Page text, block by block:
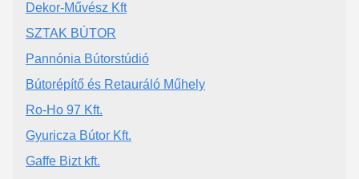
Dekor-Művész Kft
SZTAK BÚTOR
Pannónia Bútorstúdió
Bútorépítő és Retauráló Műhely
Ro-Ho 97 Kft.
Gyuricza Bútor Kft.
Gaffe Bizt kft.